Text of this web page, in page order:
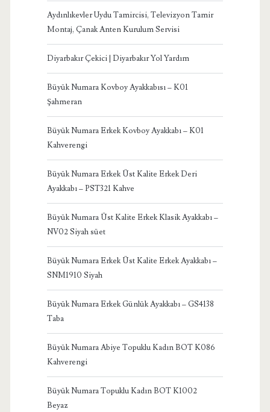
Aydınlıkevler Uydu Tamircisi, Televizyon Tamir
Montaj, Çanak Anten Kurulum Servisi
Diyarbakır Çekici | Diyarbakır Yol Yardım
Büyük Numara Kovboy Ayakkabısı – K01
Şahmeran
Büyük Numara Erkek Kovboy Ayakkabı – K01
Kahverengi
Büyük Numara Erkek Üst Kalite Erkek Deri
Ayakkabı – PST321 Kahve
Büyük Numara Üst Kalite Erkek Klasik Ayakkabı –
NV02 Siyah süet
Büyük Numara Erkek Üst Kalite Erkek Ayakkabı –
SNM1910 Siyah
Büyük Numara Erkek Günlük Ayakkabı – GS4138
Taba
Büyük Numara Abiye Topuklu Kadın BOT K086
Kahverengi
Büyük Numara Topuklu Kadın BOT K1002
Beyaz